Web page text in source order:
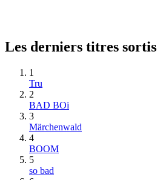
Les derniers titres sortis
1
Tru
2
BAD BOi
3
Märchenwald
4
BOOM
5
so bad